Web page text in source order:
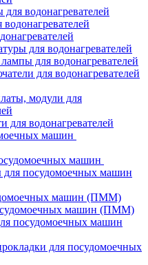
водонагревателей
для водонагревателей
для водонагревателей
для водонагревателей
модули для
для водонагревателей
машин
машин
посудомоечных машин
машин (ПММ)
машин (ПММ)
посудомоечных машин
для посудомоечных